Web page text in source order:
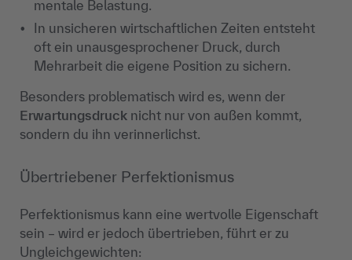
mentale Belastung.
In unsicheren wirtschaftlichen Zeiten entsteht
oft ein unausgesprochener Druck, durch
Mehrarbeit die eigene Position zu sichern.
Besonders problematisch wird es, wenn der
Erwartungsdruck nicht nur von außen kommt,
sondern du ihn verinnerlichst.
Übertriebener Perfektionismus
Perfektionismus kann eine wertvolle Eigenschaft
sein – wird er jedoch übertrieben, führt er zu
Ungleichgewichten: